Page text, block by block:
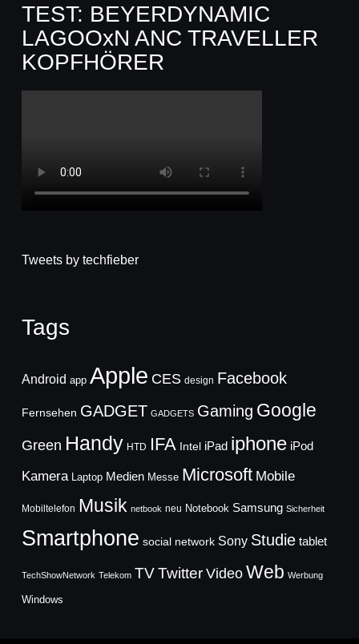
TEST: BEYERDYNAMIC
LAGOOxN ANC TRAVELLER
KOPFHÖRER
Tweets by techfieber
Tags
Android app Apple CES design Facebook
Fernsehen GADGET GADGETS Gaming Google
Green Handy HTD IFA Intel iPad iphone iPod
Kamera Laptop Medien Messe Microsoft Mobile
Mobiltelefon Musik netbook neu Notebook Samsung Sicherheit
Smartphone social network Sony Studie tablet
TechShowNetwork Telekom TVTwitter Video Web Werbung
Windows